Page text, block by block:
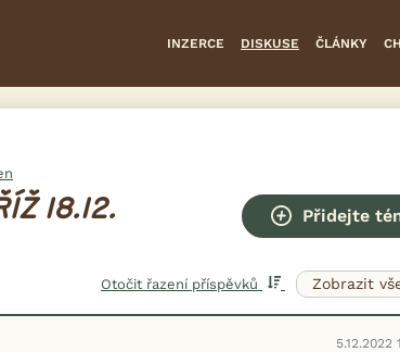
INZERCE DISKUSE ČLÁNKY
18.12. Přidejte
Otočit řazení příspěvků
5.12.2022